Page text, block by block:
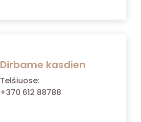
Dirbame kasdien
Telšiuose:
+370 612 88788